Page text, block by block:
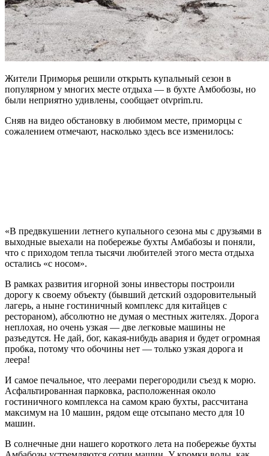
Жители Приморья решили открыть купальный сезон в
популярном у многих месте отдыха — в бухте Амбобозы, но
были неприятно удивлены, сообщает otvprim.ru.
Сняв на видео обстановку в любимом месте, приморцы с
сожалением отмечают, насколько здесь все изменилось:
«В предвкушении летнего купального сезона мы с друзьями в
выходные выехали на побережье бухты Амбабозы и поняли,
что с приходом тепла тысячи любителей этого места отдыха
остались «с носом».
В рамках развития игорной зоны инвесторы построили
дорогу к своему объекту (бывший детский оздоровительный
лагерь, а ныне гостиничный комплекс для китайцев с
рестораном), абсолютно не думая о местных жителях. Дорога
неплохая, но очень узкая — две легковые машины не
разъедутся. Не дай, бог, какая-нибудь авария и будет огромная
пробка, потому что обочины нет — только узкая дорога и
леера!
И самое печальное, что леерами перегородили съезд к морю.
Асфальтированная парковка, расположенная около
гостиничного комплекса на самом краю бухты, рассчитана
максимум на 10 машин, рядом еще отсыпано место для 10
машин.
В солнечные дни нашего короткого лета на побережье бухты